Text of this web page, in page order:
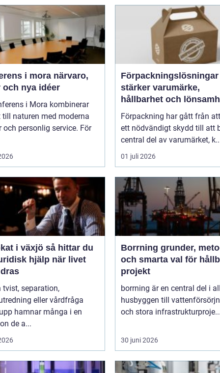
i mora närvaro,
och nya idéer
i Mora kombinerar
till naturen med moderna
och personlig service. För
stärker varumärke,
hållbarhet och
Förpackning har gått från
ett nödvändigt skydd till att
central del av varumärket,
01 juli 2026
växjö så hittar du
hjälp när livet
tvist, separation,
eller vårdfråga
hamnar många i en
de a...
Borrning grunder, metoder
och smarta val för
projekt
borrning är en central del i
husbyggen till
och stora
30 juni 2026